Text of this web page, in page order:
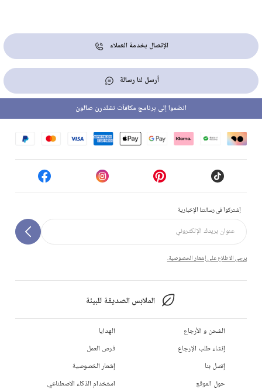
الإتصال بخدمة العملاء
أرسل لنا رسالة
إشتركوا في رسالتنا الإخبارية
يرجى الاطلاع على إشعار الخصوصية.
الملابس الصديقة للبيئة
انضموا إلى برنامج مكافآت تشلدرن صالون
الشحن و الأرجاع
إنشاء طلب الإرجاع
إتصل بنا
حول الموقع
الهدايا
فرص العمل
إشعار الخصوصية
استخدام الذكاء الاصطناعي